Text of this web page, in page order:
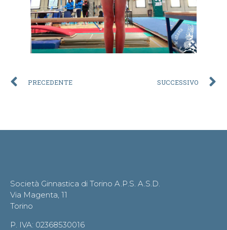
PRECEDENTE SUCCESSIVO
Società Ginnastica di Torino A.P.S. A.S.D.
Via Magenta, 11
Torino
P. IVA: 02368530016